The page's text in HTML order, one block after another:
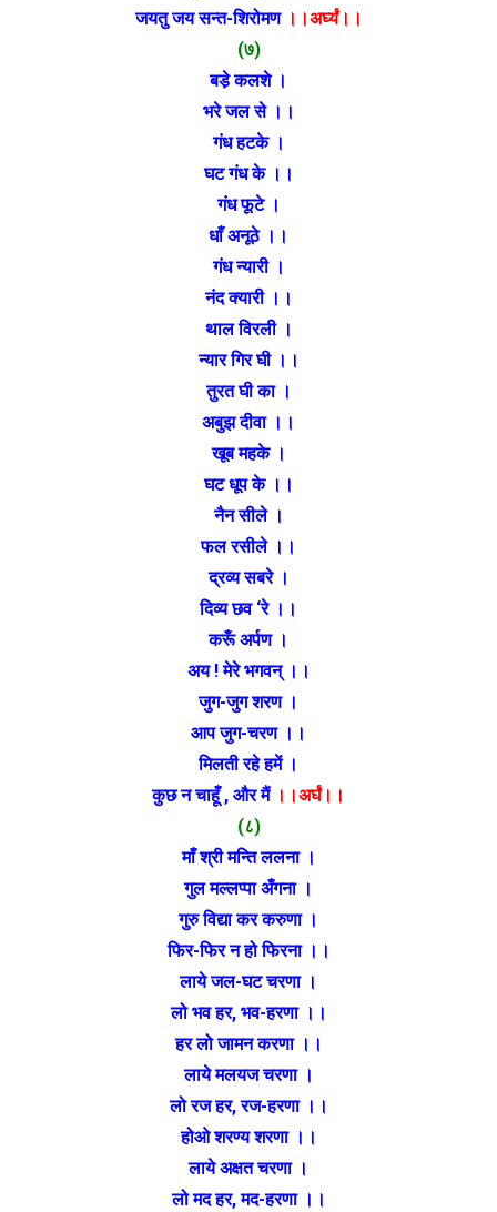
जयतु जय सन्त-शिरोमण ।।अर्घ्यं।।
(७)
बडे़ कलशे ।
भरे जल से ।।
गंध हटके ।
घट गंध के ।।
गंध फूटे ।
धाँ अनूठे ।।
गंध न्यारी ।
नंद क्यारी ।।
थाल विरली ।
न्यार गिर घी ।।
तुरत घी का ।
अबुझ दीवा ।।
खूब महके ।
घट धूप के ।।
नैन सीले ।
फल रसीले ।।
द्रव्य सबरे ।
दिव्य छव ‘रे ।।
करूँ अर्पण ।
अय ! मेरे भगवन् ।।
जुग-जुग शरण ।
आप जुग-चरण ।।
मिलती रहे हमें ।
कुछ न चाहूँ , और मैं।।अर्घं।।
(८)
माँ श्री मन्ति ललना ।
गुल मल्लप्पा अँगना ।
गुरु विद्या कर करुणा ।
फिर-फिर न हो फिरना ।।
लाये जल-घट चरणा ।
लो भव हर, भव-हरणा ।।
हर लो जामन करणा ।।
लाये मलयज चरणा ।
लो रज हर, रज-हरणा ।।
होओ शरण्य शरणा ।।
लाये अक्षत चरणा ।
लो मद हर, मद-हरणा ।।